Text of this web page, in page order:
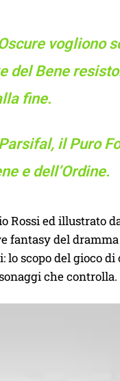
vogliono
del Bene
fine.
il Puro
e dell’Ordine.
Rossi ed illustrato
fantasy del
scopo del gioco
che controlla.